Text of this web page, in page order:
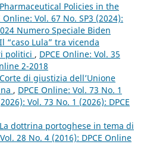
Pharmaceutical Policies in the
Online: Vol. 67 No. SP3 (2024):
Numero Speciale Biden
Il “caso Lula” tra vicenda
politici , DPCE Online: Vol. 35
2-2018
Corte di giustizia dell’Unione
, DPCE Online: Vol. 73 No. 1
Vol. 73 No. 1 (2026): DPCE
La dottrina portoghese in tema di
28 No. 4 (2016): DPCE Online